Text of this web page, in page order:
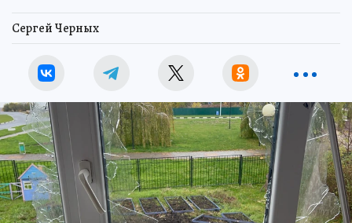
Сергей Черных